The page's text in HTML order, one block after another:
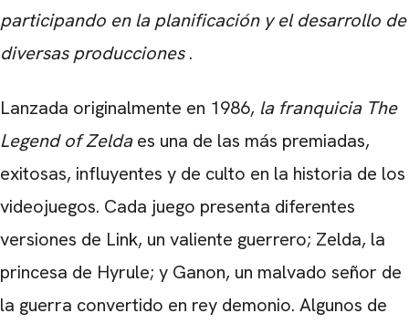
participando en la planificación y el desarrollo de
diversas producciones.
Lanzada originalmente en 1986, la franquicia The
Legend of Zeldaes una de las más premiadas,
exitosas, influyentes y de culto en la historia de los
videojuegos. Cada juego presenta diferentes
versiones de Link, un valiente guerrero; Zelda, la
princesa de Hyrule; y Ganon, un malvado señor de
la guerra convertido en rey demonio. Algunos de